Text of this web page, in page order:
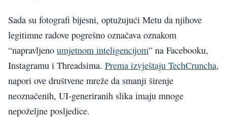
Sada su fotografi bijesni, optužujući Metu da njihove
legitimne radove pogrešno označava oznakom
“napravljeno umjetnom inteligencijom” na Facebooku,
Instagramu i Threadsima. Prema izvještaju TechCruncha,
napori ove društvene mreže da smanji širenje
neoznačenih, UI-generiranih slika imaju mnoge
nepoželjne posljedice.